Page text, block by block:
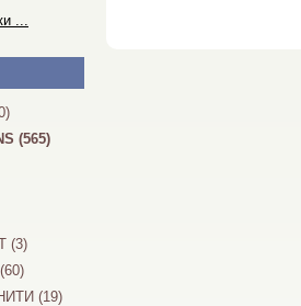
...
(565)
(3)
(19)